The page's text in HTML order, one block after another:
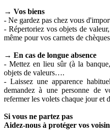
→ Vos biens
- Ne gardez pas chez vous
- Répertoriez vos objets de
même pour vos carnets de
→ En cas de longue absence
- Mettez en lieu sûr (à la
objets de valeurs….
- Laissez une apparence
demandez à une personne de
refermer les volets chaque jour et
Si vous ne partez pas
Aidez-nous à protéger vos